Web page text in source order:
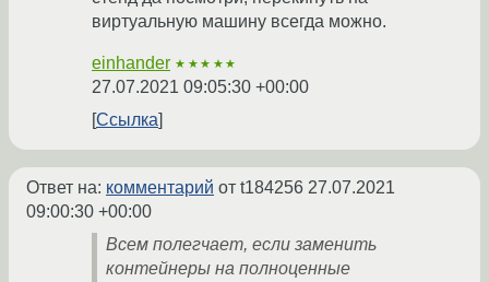
виртуальную машину всегда можно.
einhander ★★★★★
27.07.2021 09:05:30 +00:00
Ссылка
Ответ на: комментарий от t184256 27.07.2021
09:00:30 +00:00
Всем полегчает, если заменить
контейнеры на полноценные